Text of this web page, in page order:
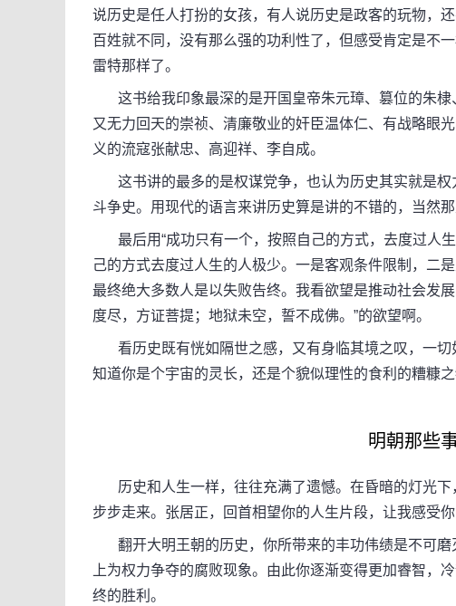
说历史是任人打扮的女孩，有人说历史是政客的玩物，
百姓就不同，没有那么强的功利性了，但感受肯定是不
雷特那样了。
这书给我印象最深的是开国皇帝朱元璋、篡位的朱棣
又无力回天的崇祯、清廉敬业的奸臣温体仁、有战略眼
义的流寇张献忠、高迎祥、李自成。
这书讲的最多的是权谋党争，也认为历史其实就是权
斗争史。用现代的语言来讲历史算是讲的不错的，当然
最后用“成功只有一个，按照自己的方式，去度过人
己的方式去度过人生的人极少。一是客观条件限制，二
最终绝大多数人是以失败告终。我看欲望是推动社会发
度尽，方证菩提；地狱未空，誓不成佛。”的欲望啊。
看历史既有恍如隔世之感，又有身临其境之叹，一切
知道你是个宇宙的灵长，还是个貌似理性的食利的糟糠之
明朝那些
历史和人生一样，往往充满了遗憾。在昏暗的灯光下
步步走来。张居正，回首相望你的人生片段，让我感受你
翻开大明王朝的历史，你所带来的丰功伟绩是不可磨
上为权力争夺的腐败现象。由此你逐渐变得更加睿智，
终的胜利。